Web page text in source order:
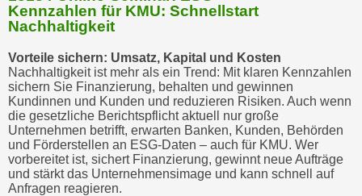
Kennzahlen für KMU: Schnellstart
Nachhaltigkeit
Vorteile sichern: Umsatz, Kapital und Kosten
Nachhaltigkeit ist mehr als ein Trend: Mit klaren Kennzahlen
sichern Sie Finanzierung, behalten und gewinnen
Kundinnen und Kunden und reduzieren Risiken. Auch wenn
die gesetzliche Berichtspflicht aktuell nur große
Unternehmen betrifft, erwarten Banken, Kunden, Behörden
und Förderstellen an ESG-Daten – auch für KMU. Wer
vorbereitet ist, sichert Finanzierung, gewinnt neue Aufträge
und stärkt das Unternehmensimage und kann schnell auf
Anfragen reagieren.
b
z
u
l
e
h
n
e
n
.